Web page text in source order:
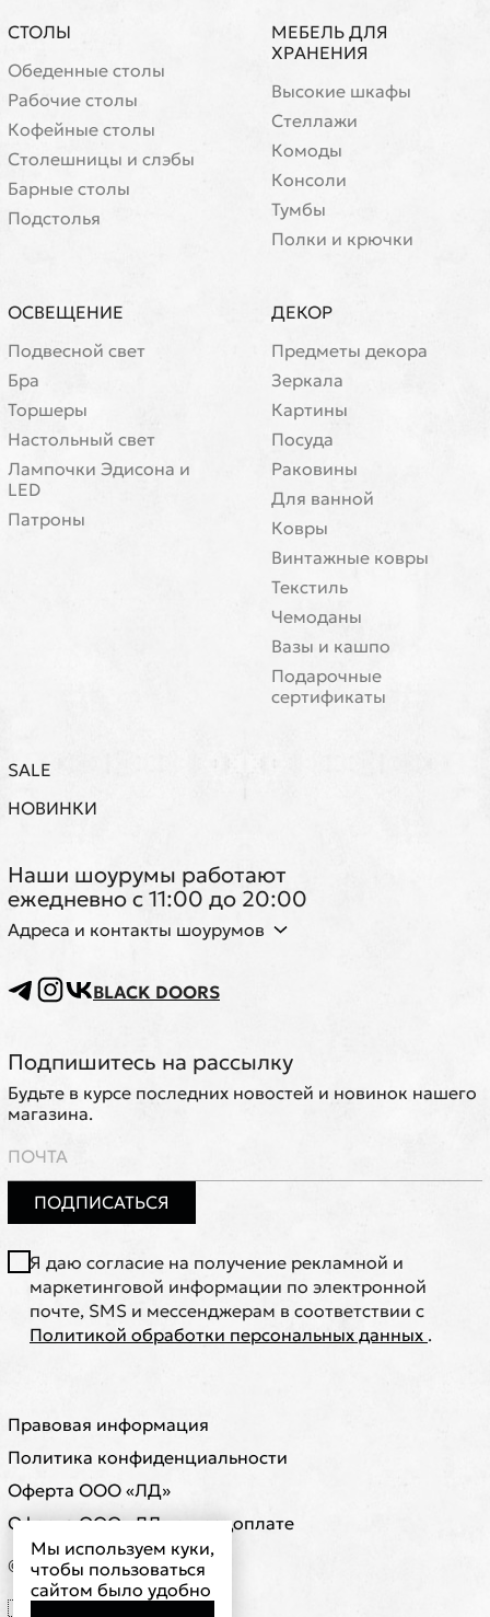
СТОЛЫ
Обеденные столы
Рабочие столы
Кофейные столы
Cтолешницы и слэбы
Барные столы
Подстолья
МЕБЕЛЬ ДЛЯ
ХРАНЕНИЯ
Высокие шкафы
Стеллажи
Комоды
Консоли
Тумбы
Полки и крючки
ОСВЕЩЕНИЕ
Подвесной свет
Бра
Торшеры
Настольный свет
Лампочки Эдисона и
LED
Патроны
ДЕКОР
Предметы декора
Зеркала
Картины
Посуда
Раковины
Для ванной
Ковры
Винтажные ковры
Текстиль
Чемоданы
Вазы и кашпо
Подарочные
сертификаты
SALE
НОВИНКИ
Наши шоурумы работают
ежедневно с 11:00 до 20:00
Адреса и контакты шоурумов
BLACK DOORS
Подпишитесь на рассылку
Будьте в курсе последних новостей и новинок нашего
магазина.
ПОДПИСАТЬСЯ
Я даю согласие на получение рекламной и
маркетинговой информации по электронной
почте, SMS и мессенджерам в соответствии с
Политикой обработки персональных данных .
Правовая информация
Политика конфиденциальности
Оферта ООО «ЛД»
Оферта ООО «ЛД» о предоплате
© ООО "ЛД"
🇷🇺 RUB ₽
Мы используем куки,
чтобы пользоваться
сайтом было удобно